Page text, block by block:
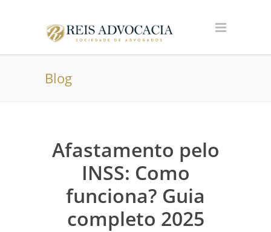
Blog
Afastamento pelo
INSS: Como
funciona? Guia
completo 2025